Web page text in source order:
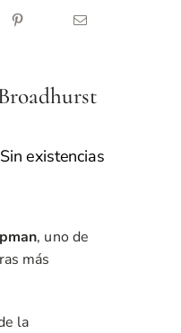
€
Sin existencias
, uno de
más
la